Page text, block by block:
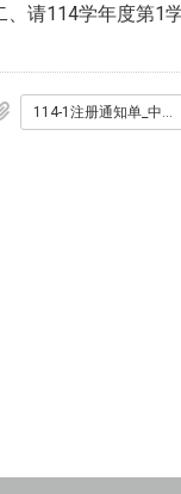
、请114学年度第1